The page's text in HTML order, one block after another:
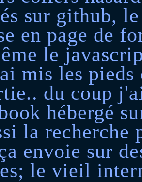
sur github,
en page de
le
mis les pieds
du coup
hébergé
la recherche
envoie sur
le vieil